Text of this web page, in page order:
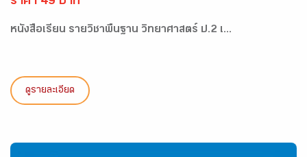
ราคา 49 บาท
หนังสือเรียน รายวิชาพื้นฐาน วิทยาศาสตร์ ป.2 เ...
ดูรายละเอียด